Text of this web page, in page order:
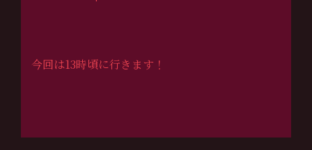
今回は13時頃に行きます！